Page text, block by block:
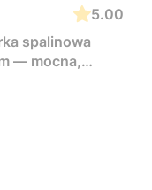
5.00
spalinowa
— mocna,
idealna do